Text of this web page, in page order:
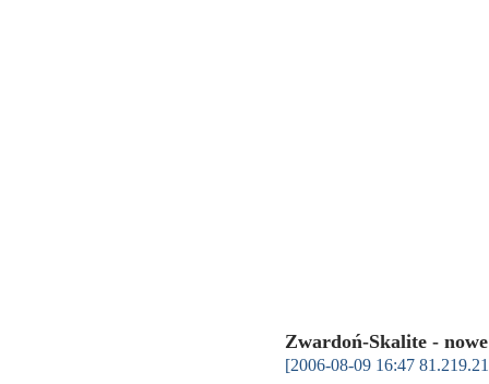
Zwardoń-Skalite -
[2006-08-09 16:47